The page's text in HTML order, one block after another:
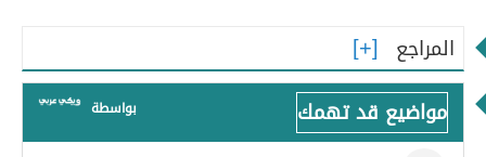
المراجع
مواضيع قد تهمك
بواسطة